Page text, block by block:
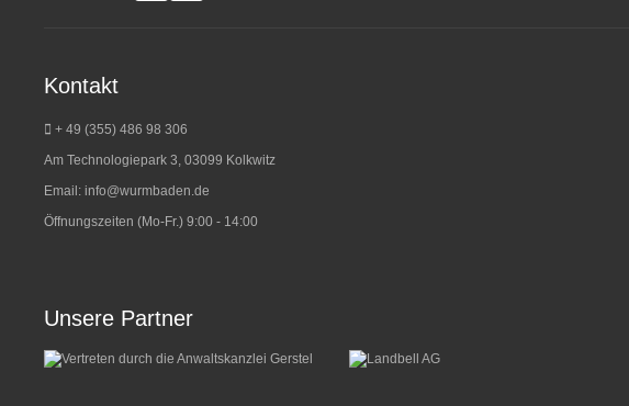
Kontakt
+ 49 (355) 486 98 306
Am Technologiepark 3, 03099 Kolkwitz
Email: info@wurmbaden.de
Öffnungszeiten (Mo-Fr.) 9:00 - 14:00
Unsere Partner